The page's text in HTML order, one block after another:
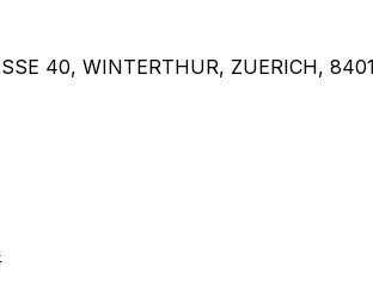
40, WINTERTHUR, ZUERICH, 8401